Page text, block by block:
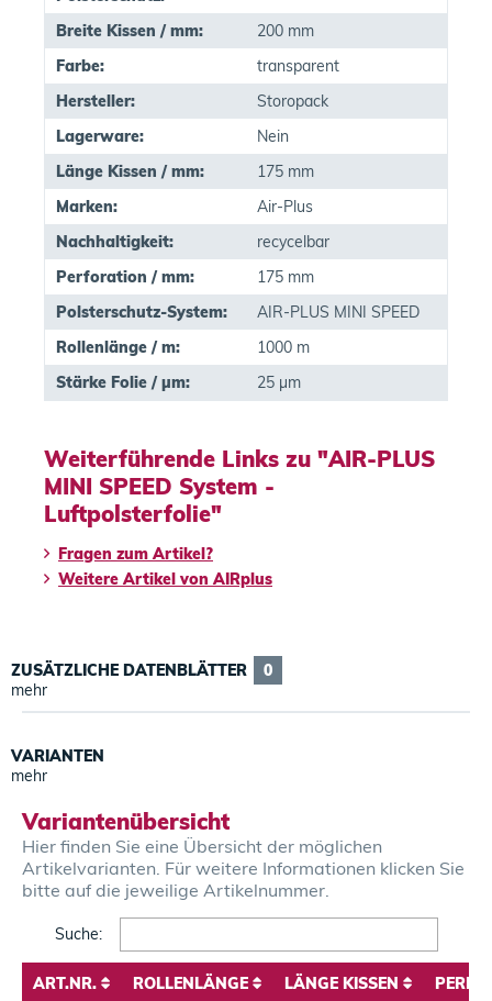
Breite Kissen / mm:
200 mm
Farbe:
transparent
Hersteller:
Storopack
Lagerware:
Nein
Länge Kissen / mm:
175 mm
Marken:
Air-Plus
Nachhaltigkeit:
recycelbar
Perforation / mm:
175 mm
Polsterschutz-System:
AIR-PLUS MINI SPEED
Rollenlänge / m:
1000 m
Stärke Folie / µm:
25 µm
Weiterführende Links zu "AIR-PLUS
MINI SPEED System -
Luftpolsterfolie"
Fragen zum Artikel?
Weitere Artikel von AIRplus
ZUSÄTZLICHE DATENBLÄTTER
0
mehr
VARIANTEN
mehr
Variantenübersicht
Hier finden Sie eine Übersicht der möglichen
Artikelvarianten. Für weitere Informationen klicken Sie
bitte auf die jeweilige Artikelnummer.
Search:
ART.NR. ROLLENLÄNGE LÄNGE KISSEN